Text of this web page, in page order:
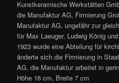
Kunstkeramische Werkstätten
die Manufaktur AG, Firmierung
Manufaktur AG, ungefähr zur
für Max Laeuger, Ludwig König
1923 wurde eine Abteilung für
änderte sich die Firmierung in
AG, die Manufaktur arbeitet in
Höhe 16 cm, Breite 7 cm